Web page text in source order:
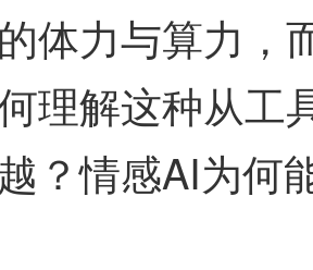
体力与算力，
理解这种从工
？情感AI为何